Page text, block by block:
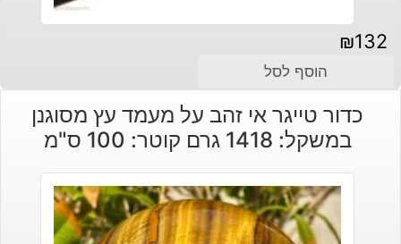
₪132
הוסף לסל
כדור טייגר אי זהב על מעמד עץ מסוגנן
במשקל: 1418 גרם קוטר: 100 ס"מ